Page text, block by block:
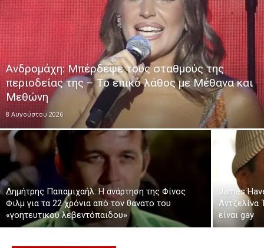
Ανδρομάχη: Μπέρδεψε τους σταθμούς της
περιοδείας της – Το επικό λάθος με Μέθανα και
Μεθώνη
8 Αυγούστου 2026
Δημήτρης Παπαμιχαήλ: Η ανάρτηση της Φίνος
Φιλμ για τα 22 χρόνια από τον θάνατο του
«γοητευτικού λεβεντόπαιδου»
James
Αντζελίνα
είναι gay